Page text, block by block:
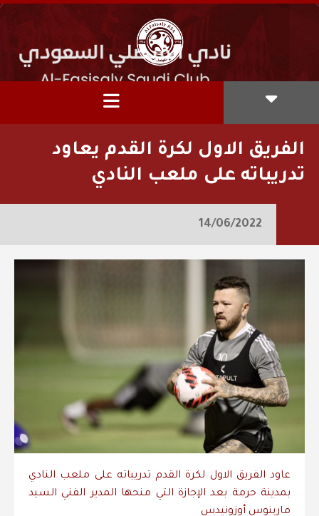
الفريق الاول لكرة القدم يعاود
تدريباته على ملعب النادي
14/06/2022
عاود الفريق الاول لكرة القدم تدريباته على ملعب النادي
بمدينة حرمة بعد الإجازة التي منحها المدير الفني السيد
مارينوس أوزونيدس